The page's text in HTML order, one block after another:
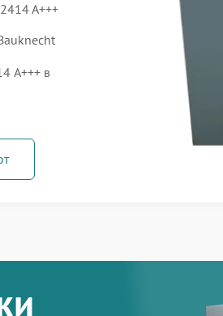
A+++
A+++ в